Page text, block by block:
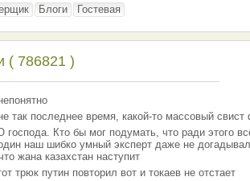
Блоги Гостевая
( 786821 )
так последнее время, какой-то массовый свист
Кто бы мог подумать, что ради этого
наш шибко умный эксперт даже не
жана казахстан наступит
трюк путин повторил вот и токаев не отстает